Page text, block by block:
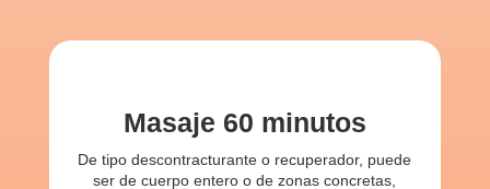
Masaje 60 minutos
De tipo descontracturante o recuperador, puede
ser de cuerpo entero o de zonas concretas,